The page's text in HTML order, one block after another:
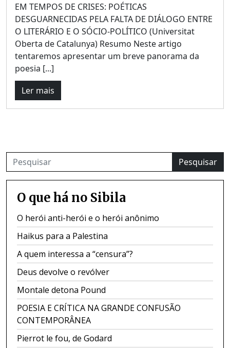
EM TEMPOS DE CRISES: POÉTICAS
DESGUARNECIDAS PELA FALTA DE DIÁLOGO ENTRE
O LITERÁRIO E O SÓCIO-POLÍTICO (Universitat
Oberta de Catalunya) Resumo Neste artigo
tentaremos apresentar um breve panorama da
poesia [...]
Ler mais
Pesquisar
O que há no Sibila
O herói anti-herói e o herói anônimo
Haikus para a Palestina
A quem interessa a “censura”?
Deus devolve o revólver
Montale detona Pound
POESIA E CRÍTICA NA GRANDE CONFUSÃO
CONTEMPORÂNEA
Pierrot le fou, de Godard